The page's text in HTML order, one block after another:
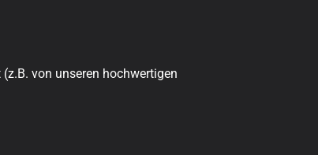
von unseren hochwertigen